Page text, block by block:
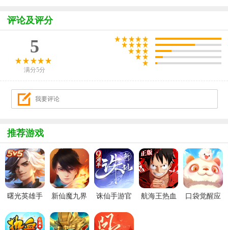
评论及评分
5
满分5分
推荐游戏
曙光英雄手
版
新仙魔九界
方正版
诛仙手游官
航海王热血
口袋觉醒应